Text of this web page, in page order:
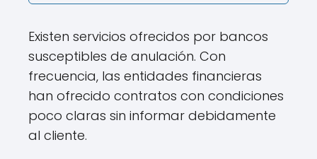
Existen servicios ofrecidos por bancos
susceptibles de anulación. Con
frecuencia, las entidades financieras
han ofrecido contratos con condiciones
poco claras sin informar debidamente
al cliente.